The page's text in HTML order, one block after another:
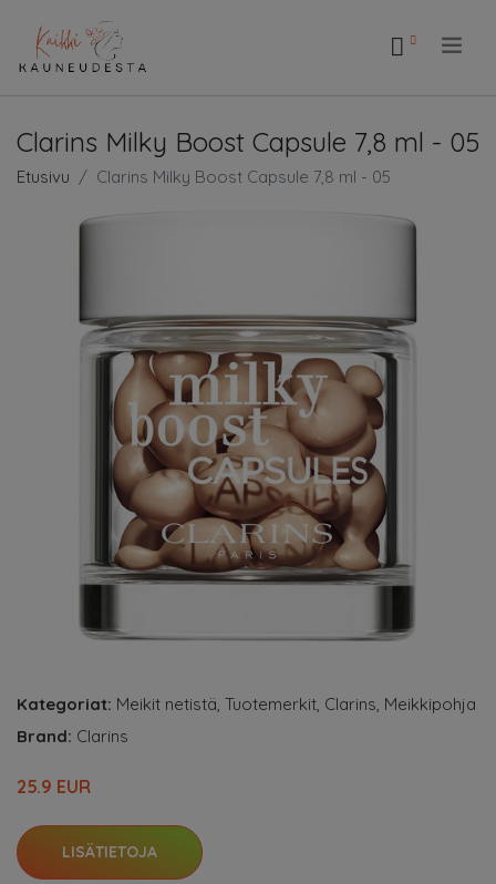
Clarins Milky Boost Capsule 7,8 ml - 05
Etusivu Clarins Milky Boost Capsule 7,8 ml - 05
Kategoriat: Meikit netistä, Tuotemerkit, Clarins, Meikkipohja
Brand: Clarins
25.9 EUR
LISÄTIETOJA